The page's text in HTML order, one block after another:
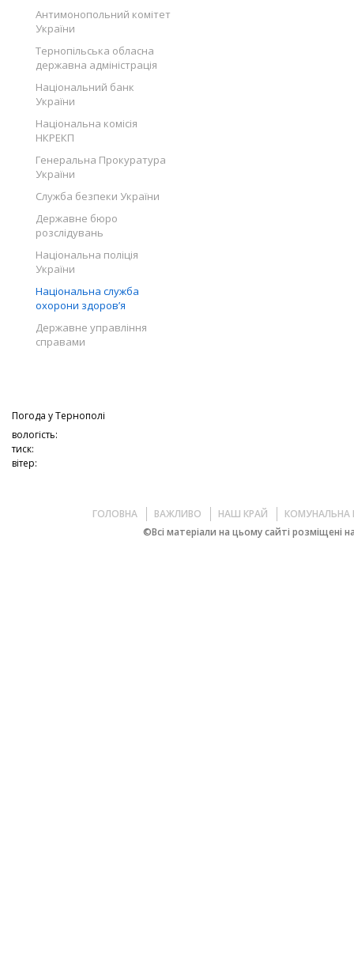
Антимонопольний комітет
України
Тернопільська обласна
державна адміністрація
Національний банк
України
Національна комісія
НКРЕКП
Генеральна Прокуратура
України
Служба безпеки України
Державне бюро
розслідувань
Національна поліція
України
Національна служба
охорони здоров’я
Державне управління
справами
Погода уТернополі
вологість:
тиск:
вітер:
ГОЛОВНА ВАЖЛИВО НАШ КРАЙ
КОМУНАЛЬНА
©Всі матеріали на цьому сайті розміщені